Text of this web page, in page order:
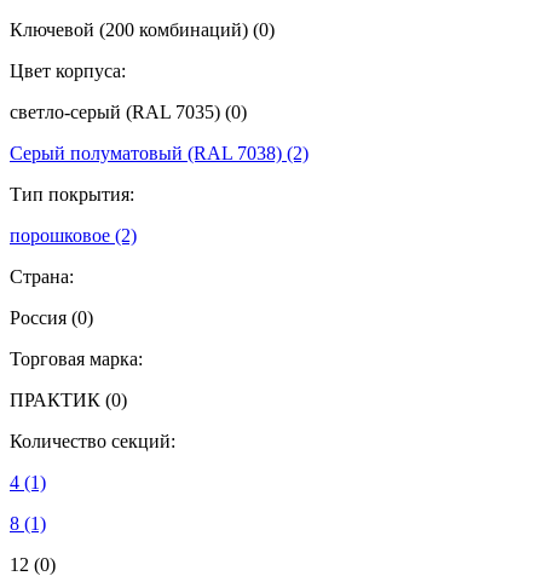
Ключевой (200 комбинаций) (0)
Цвет корпуса:
светло-серый (RAL 7035) (0)
Серый полуматовый (RAL 7038) (2)
Тип покрытия:
порошковое (2)
Страна:
Россия (0)
Торговая марка:
ПРАКТИК (0)
Количество секций:
4 (1)
8 (1)
12 (0)